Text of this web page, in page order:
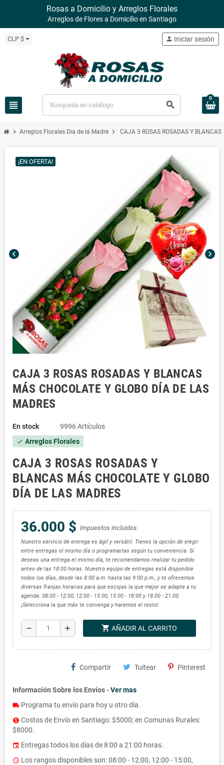
Rosas a Domicilio y Arreglos Florales
Arreglos de Flores a Domicilio en Santiago
CLP $
view_headline search
person Iniciar sesión
0
chevron_right Arreglos Florales Dia de la Madre chevron_right CAJA 3 ROSAS ROSADAS Y BLANCAS
chevron_left chevron_right
¡EN OFERTA!
CAJA 3 ROSAS ROSADAS Y BLANCAS
MÁS CHOCOLATE Y GLOBO DÍA DE LAS
MADRES
En stock 9996 Artículos
check Arreglos Florales
CAJA 3 ROSAS ROSADAS Y
BLANCAS MÁS CHOCOLATE Y GLOBO
DÍA DE LAS MADRES
36.000 $ Impuestos incluidos
Nuestro servicio de entrega es ágil y versátil. Tienes la opción de elegir
entre entregas el mismo día o programarlas según tu conveniencia. Si
deseas una entrega el mismo día, te recomendamos realizar tu pedido
antes de las 18:00 horas. Nuestro equipo de entregas está disponible
todos los días, desde las 8:00 a.m. hasta las 9:00 p.m., y te ofrecemos
diversas franjas horarias para que escojas la que mejor se adapte a tu
agenda: 08:00 - 12:00, 12:00 - 15:00, 15:00 - 18:00 y 18:00 - 21:00.
¡Selecciona la que más te convenga y haremos el resto!
remove add shopping_cart AÑADIR AL CARRITO
Compartir Tuitear Pinterest
Información Sobre los Envíos -Ver mas
local_shipping Programa tu envío para hoy u otro día.
monetization_on Costos de Envío en Santiago: $5000; en Comunas Rurales:
$8000.
event Entregas todos los días de 8:00 a 21:00 horas.
access_time Los rangos disponibles son: 08:00 - 12:00, 12:00 - 15:00,